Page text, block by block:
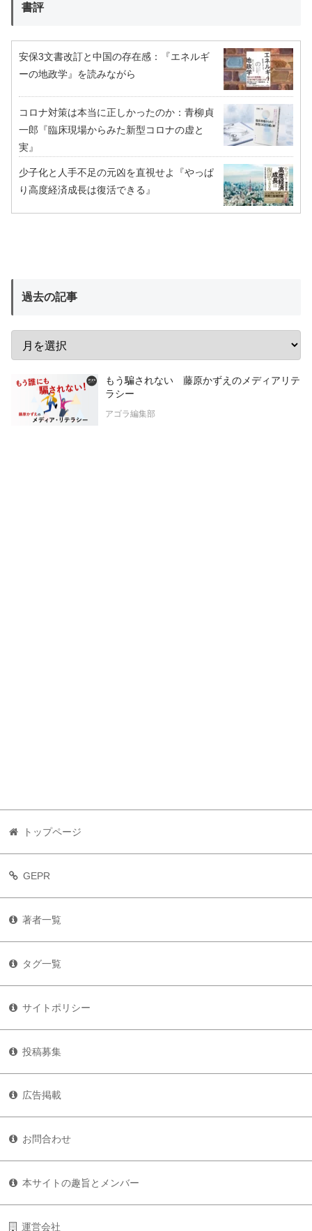
書評
安保3文書改訂と中国の存在感：『エネルギ
ーの地政学』を読みながら
コロナ対策は本当に正しかったのか：青柳貞
一郎『臨床現場からみた新型コロナの虚と
実』
少子化と人手不足の元凶を直視せよ『やっぱ
り高度経済成長は復活できる』
過去の記事
もう騙されない 藤原かずえのメディアリテ
ラシー
アゴラ編集部
トップページ
GEPR
著者一覧
タグ一覧
サイトポリシー
投稿募集
広告掲載
お問合わせ
本サイトの趣旨とメンバー
運営会社